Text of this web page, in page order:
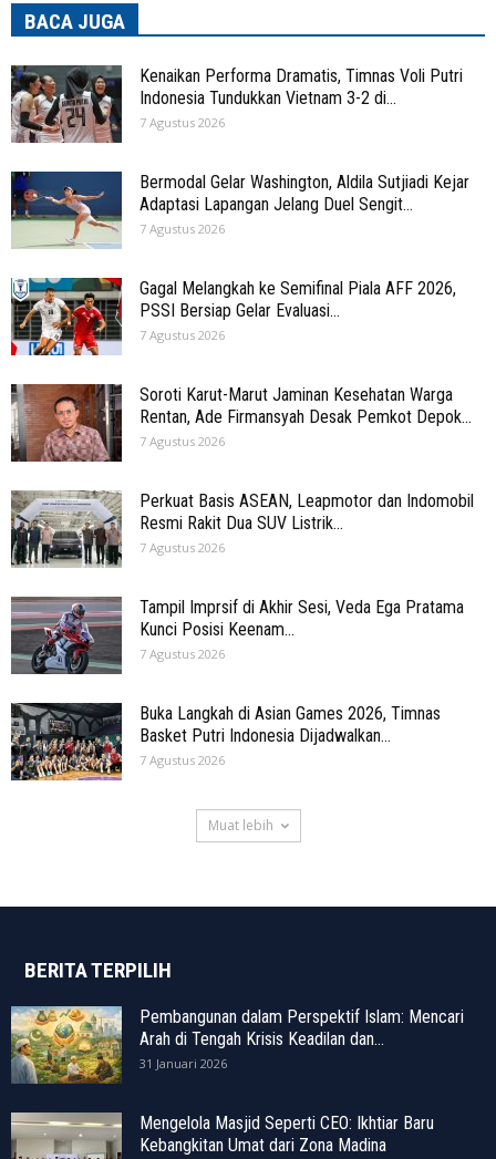
BACA JUGA
Kenaikan Performa Dramatis, Timnas Voli Putri
Indonesia Tundukkan Vietnam 3-2 di...
7 Agustus 2026
Bermodal Gelar Washington, Aldila Sutjiadi Kejar
Adaptasi Lapangan Jelang Duel Sengit...
7 Agustus 2026
Gagal Melangkah ke Semifinal Piala AFF 2026,
PSSI Bersiap Gelar Evaluasi...
7 Agustus 2026
Soroti Karut-Marut Jaminan Kesehatan Warga
Rentan, Ade Firmansyah Desak Pemkot Depok...
7 Agustus 2026
Perkuat Basis ASEAN, Leapmotor dan Indomobil
Resmi Rakit Dua SUV Listrik...
7 Agustus 2026
Tampil Imprsif di Akhir Sesi, Veda Ega Pratama
Kunci Posisi Keenam...
7 Agustus 2026
Buka Langkah di Asian Games 2026, Timnas
Basket Putri Indonesia Dijadwalkan...
7 Agustus 2026
Muat lebih
BERITA TERPILIH
Pembangunan dalam Perspektif Islam: Mencari
Arah di Tengah Krisis Keadilan dan...
31 Januari 2026
Mengelola Masjid Seperti CEO: Ikhtiar Baru
Kebangkitan Umat dari Zona Madina